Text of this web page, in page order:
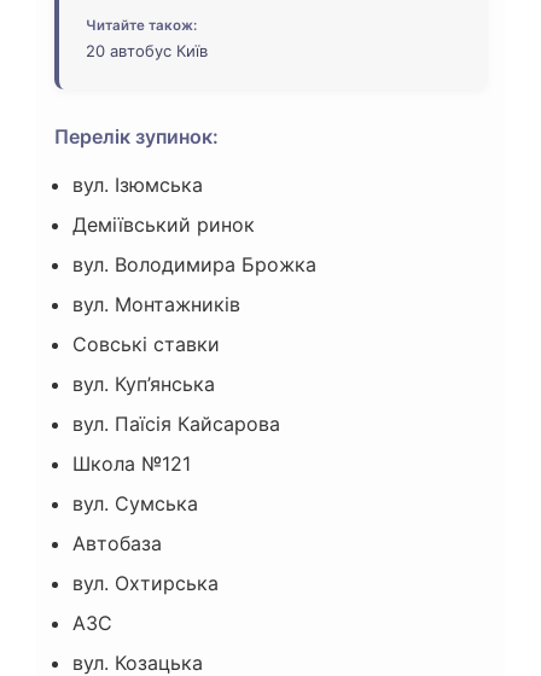
Читайте також:
20 автобус Київ
Перелік зупинок:
вул. Ізюмська
Деміївський ринок
вул. Володимира Брожка
вул. Монтажників
Совські ставки
вул. Куп’янська
вул. Паїсія Кайсарова
Школа №121
вул. Сумська
Автобаза
вул. Охтирська
АЗС
вул. Козацька